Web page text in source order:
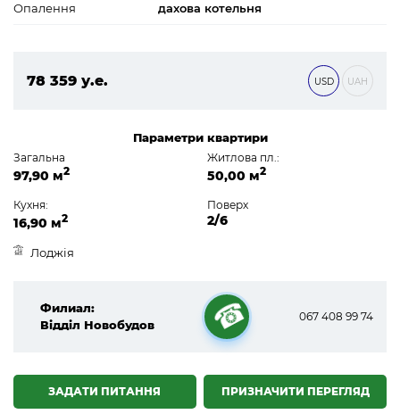
Опалення дахова котельня
78 359 у.е.
USD UAH
Параметри квартири
Загальна
97,90 м2
Житлова пл.:
50,00 м2
Кухня:
16,90 м2
Поверх
2/6
Лоджія
Филиал:
Відділ Новобудов
☎
067 408 99 74
ПРИЗНАЧИТИ ПЕРЕГЛЯД
ЗАДАТИ ПИТАННЯ